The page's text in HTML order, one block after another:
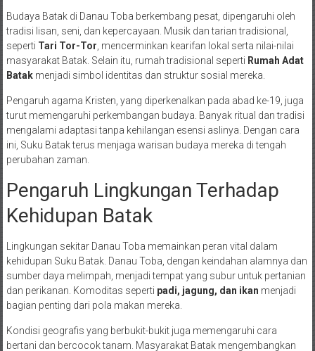
Budaya Batak di Danau Toba berkembang pesat, dipengaruhi oleh
tradisi lisan, seni, dan kepercayaan. Musik dan tarian tradisional,
seperti Tari Tor-Tor, mencerminkan kearifan lokal serta nilai-nilai
masyarakat Batak. Selain itu, rumah tradisional seperti Rumah Adat
Batakmenjadi simbol identitas dan struktur sosial mereka.
Pengaruh agama Kristen, yang diperkenalkan pada abad ke-19, juga
turut memengaruhi perkembangan budaya. Banyak ritual dan tradisi
mengalami adaptasi tanpa kehilangan esensi aslinya. Dengan cara
ini, Suku Batak terus menjaga warisan budaya mereka di tengah
perubahan zaman.
Pengaruh Lingkungan Terhadap
Kehidupan Batak
Lingkungan sekitar Danau Toba memainkan peran vital dalam
kehidupan Suku Batak. Danau Toba, dengan keindahan alamnya dan
sumber daya melimpah, menjadi tempat yang subur untuk pertanian
dan perikanan. Komoditas seperti padi, jagung, dan ikan menjadi
bagian penting dari pola makan mereka.
Kondisi geografis yang berbukit-bukit juga memengaruhi cara
bertani dan bercocok tanam. Masyarakat Batak mengembangkan